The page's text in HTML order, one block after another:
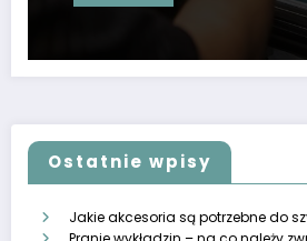
Ostatnie wpisy
Jakie akcesoria są potrzebne do